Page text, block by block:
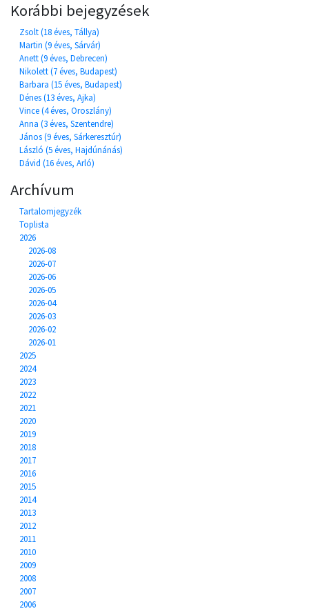
Korábbi bejegyzések
Zsolt (18 éves, Tállya)
Martin (9 éves, Sárvár)
Anett (9 éves, Debrecen)
Nikolett (7 éves, Budapest)
Barbara (15 éves, Budapest)
Dénes (13 éves, Ajka)
Vince (4 éves, Oroszlány)
Anna (3 éves, Szentendre)
János (9 éves, Sárkeresztúr)
László (5 éves, Hajdúnánás)
Dávid (16 éves, Arló)
Archívum
Tartalomjegyzék
Toplista
2026
2026-08
2026-07
2026-06
2026-05
2026-04
2026-03
2026-02
2026-01
2025
2024
2023
2022
2021
2020
2019
2018
2017
2016
2015
2014
2013
2012
2011
2010
2009
2008
2007
2006